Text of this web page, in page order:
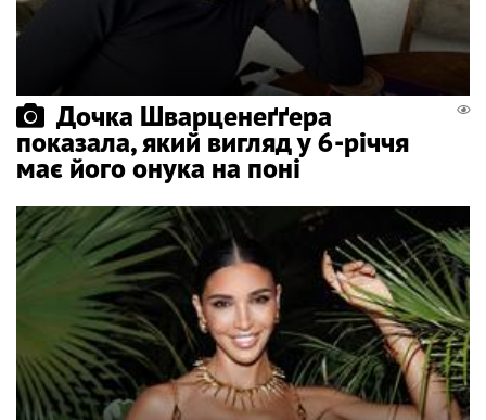
Дочка Шварценеґґера
показала, який вигляд у 6-річчя
має його онука на поні